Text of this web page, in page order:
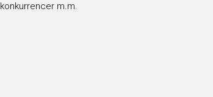
konkurrencer m.m.